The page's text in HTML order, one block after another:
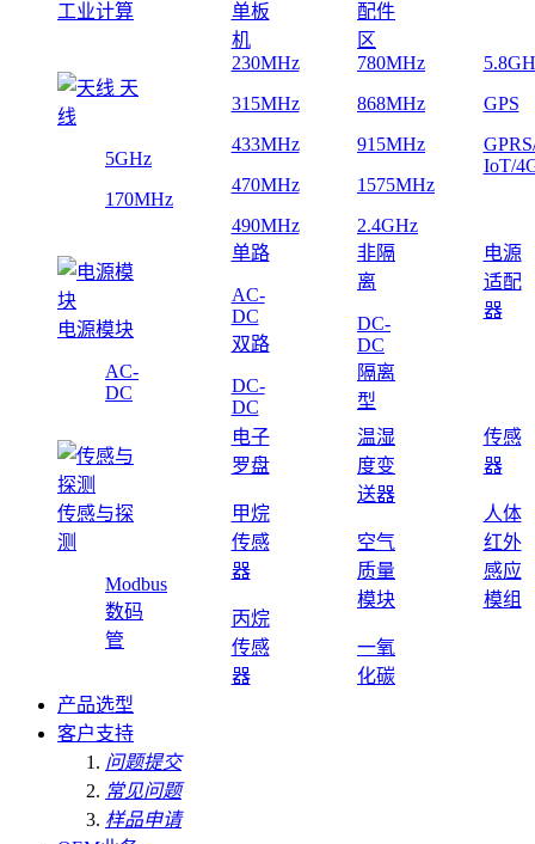
工业计算
单板
机
配件
区
天
线
5GHz
170MHz
230MHz
315MHz
433MHz
470MHz
490MHz
780MHz
868MHz
915MHz
1575MHz
2.4GHz
GPS
IoT/
电源模块
AC-
DC
单路
AC-
DC
双路
DC-
DC
非隔
离
DC-
DC
隔离
型
电源
适配
器
传感与探
测
Modbus
数码
管
电子
罗盘
甲烷
传感
器
丙烷
传感
器
温湿
度变
送器
空气
质量
模块
一氧
化碳
传感
器
人体
红外
感应
模组
产品选型
客户支持
问题提交
常见问题
样品申请